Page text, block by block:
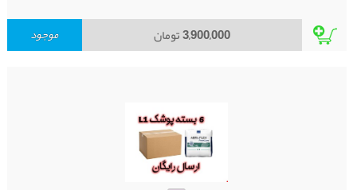
3,900,000تومان موجود